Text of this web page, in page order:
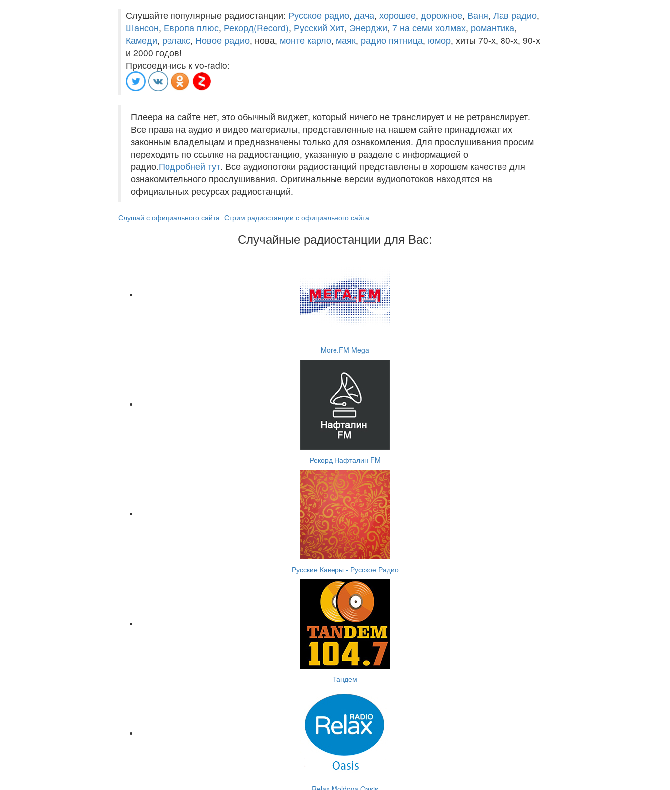
Слушайте популярные радиостанции: Русское радио, дача, хорошее, дорожное, Ваня, Лав радио,
Шансон, Европа плюс, Рекорд(Record), Русский Хит, Энерджи, 7 на семи холмах, романтика,
Камеди, релакс, Новое радио, нова, монте карло, маяк, радио пятница, юмор, хиты 70-х, 80-х, 90-х
и 2000 годов!
Присоединись к vo-radio:
Плеера на сайте нет, это обычный виджет, который ничего не транслирует и не ретранслирует.
Все права на аудио и видео материалы, представленные на нашем сайте принадлежат их
законным владельцам и предназначены только для ознакомления. Для прослушивания просим
переходить по ссылке на радиостанцию, указанную в разделе с информацией о
радио.Подробней тут. Все аудиопотоки радиостанций представлены в хорошем качестве для
ознакомительного прослушивания. Оригинальные версии аудиопотоков находятся на
официальных ресурсах радиостанций.
Слушай с официального сайта Стрим радиостанции с официального сайта
Случайные радиостанции для Вас:
More.FM Mega
Рекорд Нафталин FM
Русские Каверы - Русское Радио
Тандем